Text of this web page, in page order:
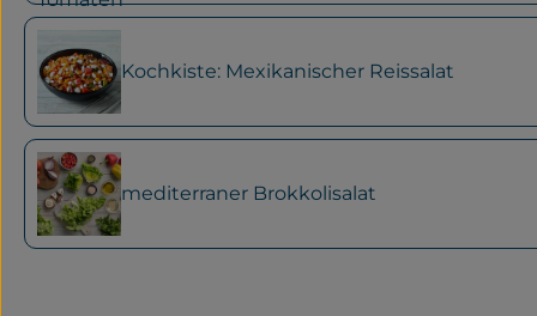
Kochkiste: Mexikanischer Reissalat
mediterraner Brokkolisalat